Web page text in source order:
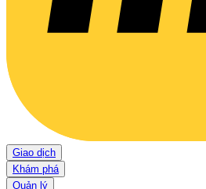
Giao dịch
Khám phá
Quản lý